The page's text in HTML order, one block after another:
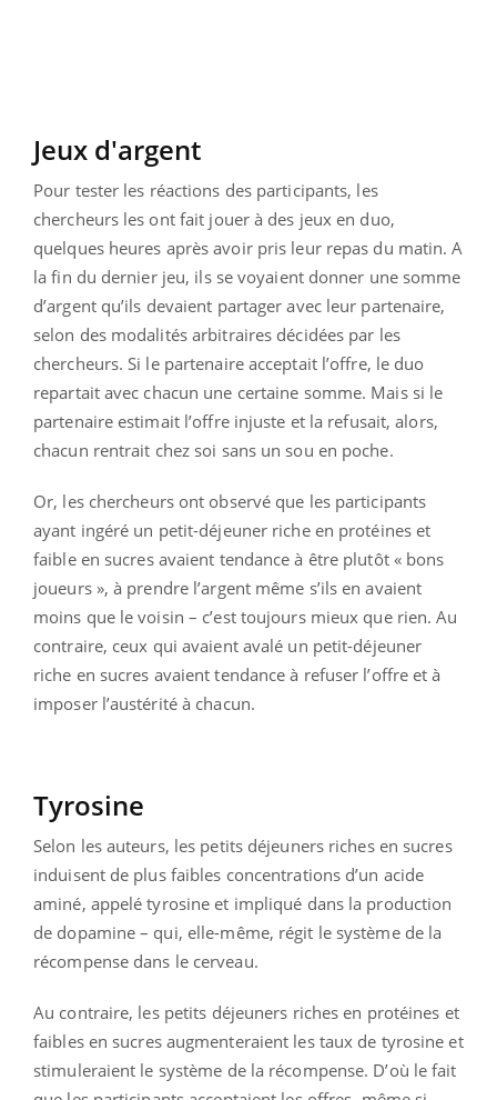
Jeux d'argent
Pour tester les réactions des participants, les
chercheurs les ont fait jouer à des jeux en duo,
quelques heures après avoir pris leur repas du matin. A
la fin du dernier jeu, ils se voyaient donner une somme
d’argent qu’ils devaient partager avec leur partenaire,
selon des modalités arbitraires décidées par les
chercheurs. Si le partenaire acceptait l’offre, le duo
repartait avec chacun une certaine somme. Mais si le
partenaire estimait l’offre injuste et la refusait, alors,
chacun rentrait chez soi sans un sou en poche.
Or, les chercheurs ont observé que les participants
ayant ingéré un petit-déjeuner riche en protéines et
faible en sucres avaient tendance à être plutôt « bons
joueurs », à prendre l’argent même s’ils en avaient
moins que le voisin – c’est toujours mieux que rien. Au
contraire, ceux qui avaient avalé un petit-déjeuner
riche en sucres avaient tendance à refuser l’offre et à
imposer l’austérité à chacun.
Tyrosine
Selon les auteurs, les petits déjeuners riches en sucres
induisent de plus faibles concentrations d’un acide
aminé, appelé tyrosine et impliqué dans la production
de dopamine – qui, elle-même, régit le système de la
récompense dans le cerveau.
Au contraire, les petits déjeuners riches en protéines et
faibles en sucres augmenteraient les taux de tyrosine et
stimuleraient le système de la récompense. D’où le fait